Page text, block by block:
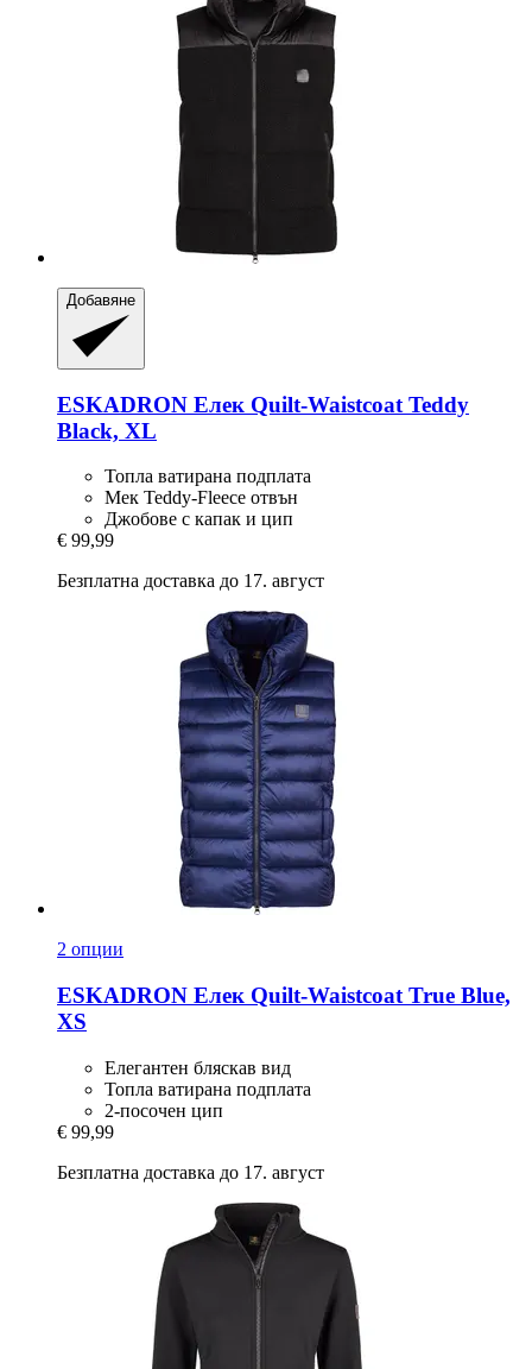
Добавяне
ESKADRON Елек Quilt-​Waistcoat Teddy
Black, XL
Топла ватирана подплата
Мек Teddy-Fleece отвън
Джобове с капак и цип
€ 99,99
Безплатна доставка до 17. август
2 опции
ESKADRON Елек Quilt-​Waistcoat True Blue,
XS
Елегантен бляскав вид
Топла ватирана подплата
2-посочен цип
€ 99,99
Безплатна доставка до 17. август